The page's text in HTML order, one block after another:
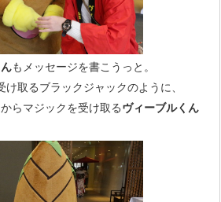
もメッセージを書こうっと。
け取るブラックジャックのように、
らマジックを受け取るヴィーブルくん